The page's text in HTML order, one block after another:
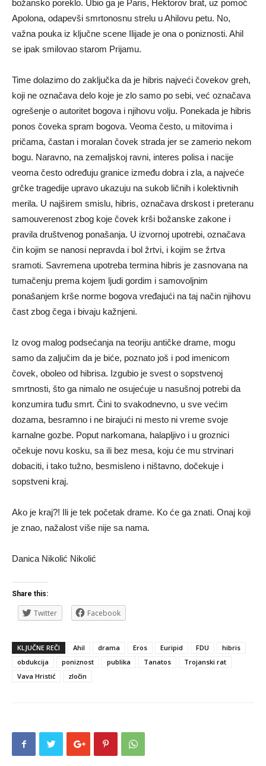
božansko poreklo. Ubio ga je Paris, Hektorov brat, uz pomoć
Apolona, odapevši smrtonosnu strelu u Ahilovu petu. No,
važna pouka iz ključne scene Ilijade je ona o poniznosti. Ahil
se ipak smilovao starom Prijamu.
Time dolazimo do zaključka da je hibris najveći čovekov greh,
koji ne označava delo koje je zlo samo po sebi, već označava
ogrešenje o autoritet bogova i njihovu volju. Ponekada je hibris
ponos čoveka spram bogova. Veoma često, u mitovima i
pričama, častan i moralan čovek strada jer se zamerio nekom
bogu. Naravno, na zemaljskoj ravni, interes polisa i nacije
veoma često određuju granice između dobra i zla, a najveće
grčke tragedije upravo ukazuju na sukob ličnih i kolektivnih
merila. U najširem smislu, hibris, označava drskost i preteranu
samouverenost zbog koje čovek krši božanske zakone i
pravila društvenog ponašanja. U izvornoj upotrebi, označava
čin kojim se nanosi nepravda i bol žrtvi, i kojim se žrtva
sramoti. Savremena upotreba termina hibris je zasnovana na
tumačenju prema kojem ljudi gordim i samovoljnim
ponašanjem krše norme bogova vređajući na taj način njihovu
čast zbog čega i bivaju kažnjeni.
Iz ovog malog podsećanja na teoriju antičke drame, mogu
samo da zaljučim da je biće, poznato još i pod imenicom
čovek, oboleo od hibrisa. Izgubio je svest o sopstvenoj
smrtnosti, što ga nimalo ne osujećuje u nasušnoj potrebi da
konzumira tuđu smrt. Čini to svakodnevno, u sve većim
dozama, besramno i ne birajući ni mesto ni vreme svoje
karnalne gozbe. Poput narkomana, halapljivo i u groznici
očekuje novu kosku, sa ili bez mesa, koju će mu strvinari
dobaciti, i tako tužno, besmisleno i ništavno, dočekuje i
sopstveni kraj.
Ako je kraj?! Ili je tek početak drame. Ko će ga znati. Onaj koji
je znao, nažalost više nije sa nama.
Danica Nikolić Nikolić
Share this:
Twitter Facebook
KLJUČNE REČI Ahil drama Eros Euripid FDU
hibris
obdukcija
poniznost publika Tanatos
Trojanski rat
Vava Hristić
zločin